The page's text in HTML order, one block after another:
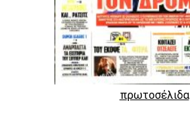
πρωτοσέλιδα